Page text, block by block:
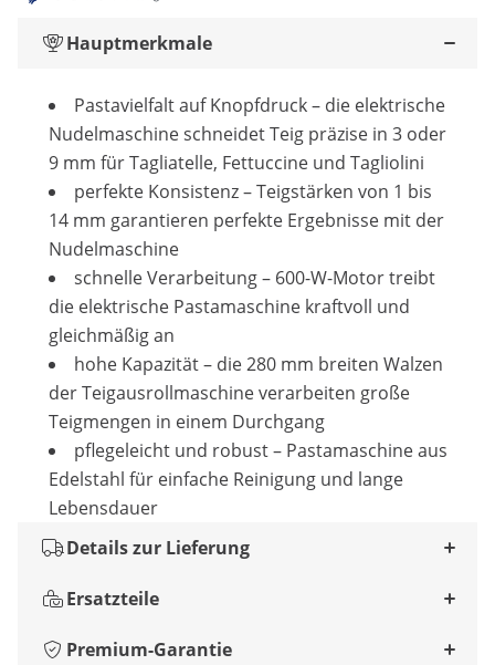
Hauptmerkmale
Pastavielfalt auf Knopfdruck – die elektrische
Nudelmaschine schneidet Teig präzise in 3 oder
9 mm für Tagliatelle, Fettuccine und Tagliolini
perfekte Konsistenz – Teigstärken von 1 bis
14 mm garantieren perfekte Ergebnisse mit der
Nudelmaschine
schnelle Verarbeitung – 600-W-Motor treibt
die elektrische Pastamaschine kraftvoll und
gleichmäßig an
hohe Kapazität – die 280 mm breiten Walzen
der Teigausrollmaschine verarbeiten große
Teigmengen in einem Durchgang
pflegeleicht und robust – Pastamaschine aus
Edelstahl für einfache Reinigung und lange
Lebensdauer
Details zur Lieferung
Ersatzteile
Premium-Garantie